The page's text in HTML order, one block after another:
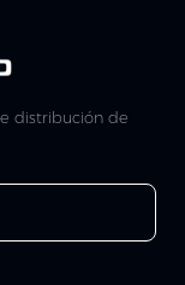
distribución de